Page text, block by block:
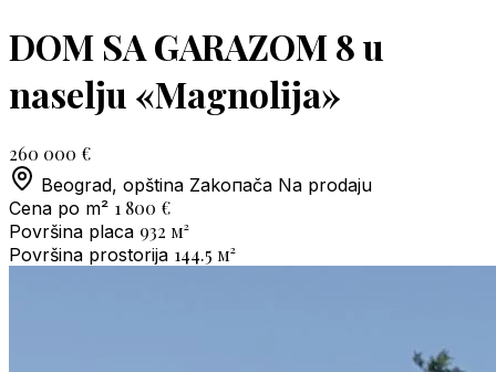
DOM SA GARAZOM 8 u
naselju «Magnolija»
260 000 €
Beograd, opština Zakoпača Na prodaju
Cena po m² 1 800 €
Površina placa 932 м²
Površina prostorija 144.5 м²